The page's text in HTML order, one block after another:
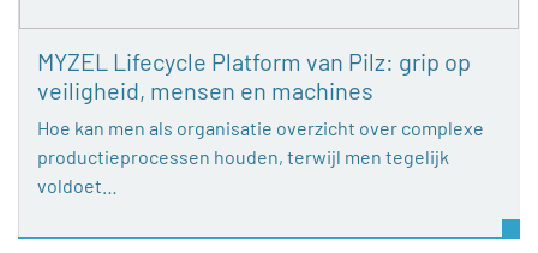
MYZEL Lifecycle Platform van Pilz: grip op
veiligheid, mensen en machines
Hoe kan men als organisatie overzicht over complexe
productieprocessen houden, terwijl men tegelijk
voldoet…